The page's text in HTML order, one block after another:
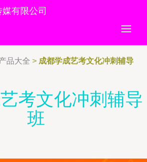
有限公司
品大全 > 成都学成艺考文化冲刺辅导
考文化冲刺辅导
班